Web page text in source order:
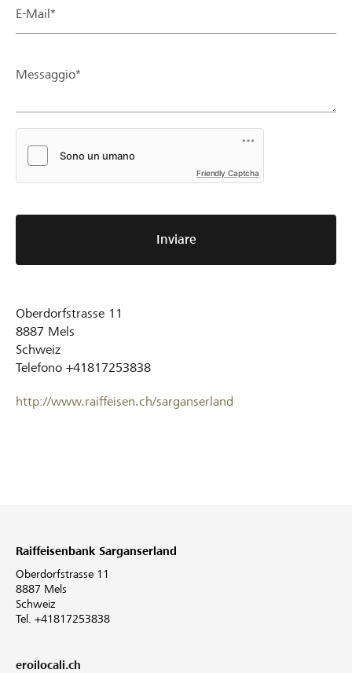
E-Mail*
Messaggio*
Friendly Captcha
Inviare
Oberdorfstrasse 11
8887 Mels
Schweiz
Telefono +41817253838
http://www.raiffeisen.ch/sarganserland
Raiffeisenbank Sarganserland
Oberdorfstrasse 11
8887 Mels
Schweiz
Tel. +41817253838
eroilocali.ch